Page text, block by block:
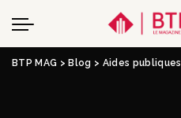
BTP MAG > Blog > Aides publiques